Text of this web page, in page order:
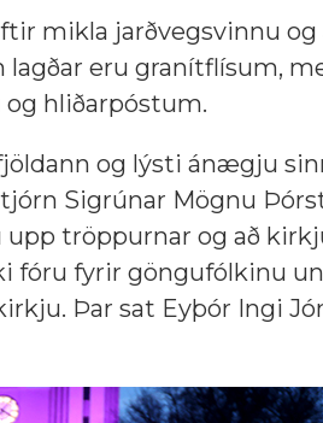
mikla jarðvegsvinnu og
eru granítflísum,
hliðarpóstum.
og lýsti ánægju
Sigrúnar Mögnu
tröppurnar og að
fóru fyrir göngufólkinu
Þar sat Eyþór Ingi